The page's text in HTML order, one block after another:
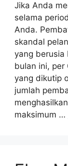
Jika Anda
selama
Anda.
skandal
yang berusia
bulan ini, per
yang dikutip
jumlah
maksimum …